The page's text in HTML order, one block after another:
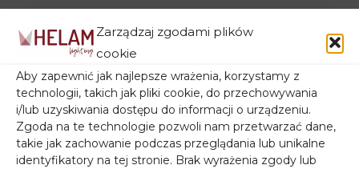
Zarządzaj zgodami plików
cookie
Aby zapewnić jak najlepsze wrażenia, korzystamy z
technologii, takich jak pliki cookie, do przechowywania
i/lub uzyskiwania dostępu do informacji o urządzeniu.
Zgoda na te technologie pozwoli nam przetwarzać dane,
takie jak zachowanie podczas przeglądania lub unikalne
identyfikatory na tej stronie. Brak wyrażenia zgody lub
Rodzaj gwintu